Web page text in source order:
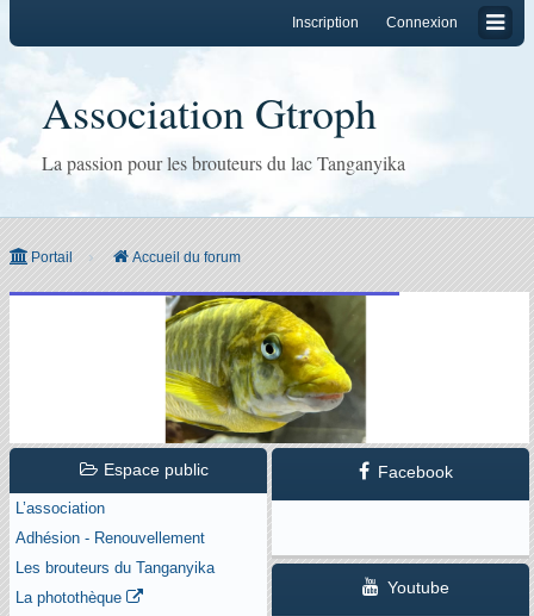
Connexion
Inscription
Association Gtroph
La passion pour les brouteurs du lac Tanganyika
Portail Accueil du forum
Espace public
L’association
Adhésion - Renouvellement
Les brouteurs du Tanganyika
La photothèque
Facebook
Youtube